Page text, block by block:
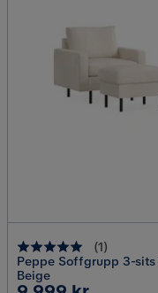
(1)
Peppe Soffgrupp 3-
Beige